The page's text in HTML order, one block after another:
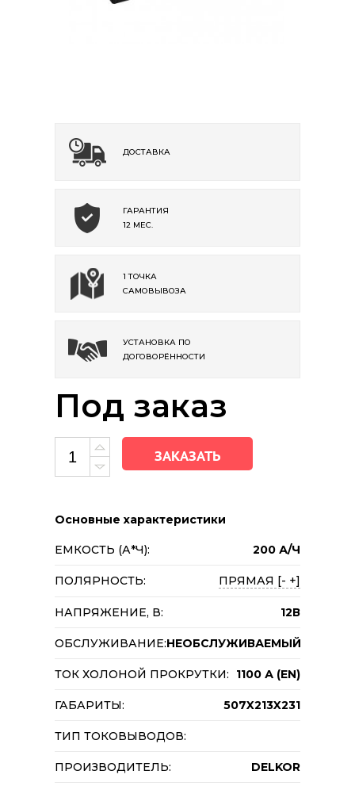
ДОСТАВКА
ГАРАНТИЯ
12 МЕС.
1 ТОЧКА
САМОВЫВОЗА
УСТАНОВКА ПО
ДОГОВОРЁННОСТИ
Под заказ
ЗАКАЗАТЬ
Основные характеристики
ЕМКОСТЬ (А*Ч): 200 А/Ч
ПОЛЯРНОСТЬ: ПРЯМАЯ [- +]
НАПРЯЖЕНИЕ, В: 12В
ОБСЛУЖИВАНИЕ:НЕОБСЛУЖИВАЕМЫЙ
ТОК ХОЛОНОЙ ПРОКРУТКИ: 1100 А (EN)
ГАБАРИТЫ: 507X213X231
ТИП ТОКОВЫВОДОВ:
ПРОИЗВОДИТЕЛЬ: DELKOR